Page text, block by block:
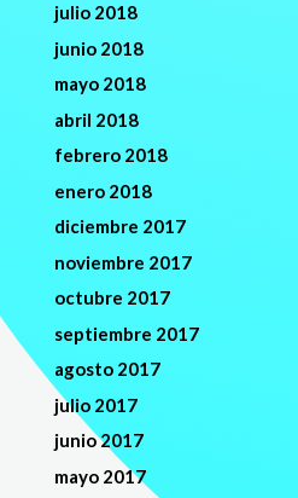
julio 2018
junio 2018
mayo 2018
abril 2018
febrero 2018
enero 2018
diciembre 2017
noviembre 2017
octubre 2017
septiembre 2017
agosto 2017
julio 2017
junio 2017
mayo 2017